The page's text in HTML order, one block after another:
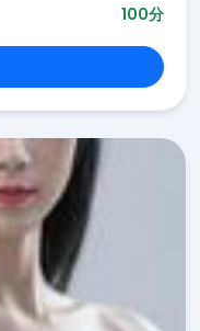
100分